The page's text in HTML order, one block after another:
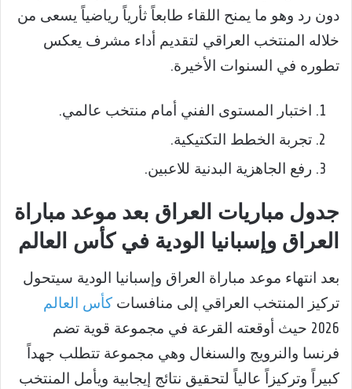
دون رد وهو ما يمنح اللقاء طابعاً ثأرياً رياضياً يسعى من
خلاله المنتخب العراقي لتقديم أداء مشرف يعكس
تطوره في السنوات الأخيرة.
اختبار المستوى الفني أمام منتخب عالمي.
تجربة الخطط التكتيكية.
رفع الجاهزية البدنية للاعبين.
جدول مباريات العراق بعد موعد مباراة
العراق وإسبانيا الودية في كأس العالم
بعد انتهاء موعد مباراة العراق وإسبانيا الودية سيتحول
تركيز المنتخب العراقي إلى منافسات كأس العالم
2026 حيث أوقعته القرعة في مجموعة قوية تضم
فرنسا والنرويج والسنغال وهي مجموعة تتطلب جهداً
كبيراً وتركيزاً عالياً لتحقيق نتائج إيجابية ويأمل المنتخب